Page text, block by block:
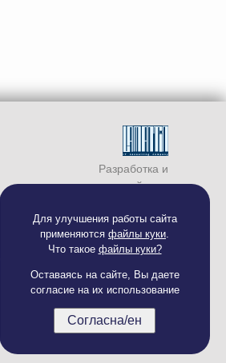
Для улучшения работы сайта
применяются файлы куки.
Что такое файлы куки?
Оставаясь на сайте, Вы даете
согласие на их использование
Согласна/ен
Разработка и
продвижение сайта —